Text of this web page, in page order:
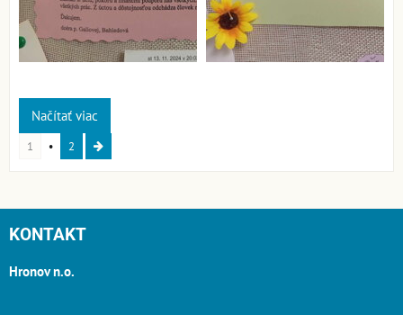
Načítať viac
1 2
KONTAKT
Hronov n.o.